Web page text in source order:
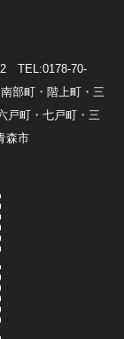
2 TEL:0178-70-
部町・階上町・三
戸町・七戸町・三
森市